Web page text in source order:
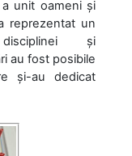
unit oameni și
reprezentat un
și
au fost posibile
și-au dedicat